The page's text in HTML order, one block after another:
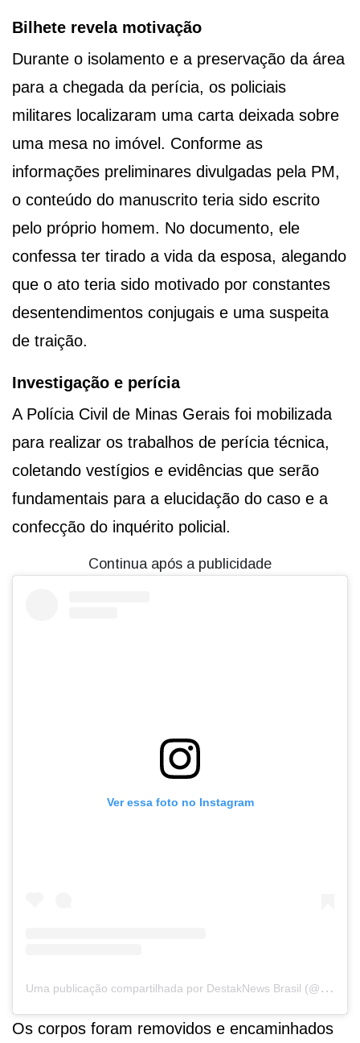
Bilhete revela motivação
Durante o isolamento e a preservação da área
para a chegada da perícia, os policiais
militares localizaram uma carta deixada sobre
uma mesa no imóvel. Conforme as
informações preliminares divulgadas pela PM,
o conteúdo do manuscrito teria sido escrito
pelo próprio homem. No documento, ele
confessa ter tirado a vida da esposa, alegando
que o ato teria sido motivado por constantes
desentendimentos conjugais e uma suspeita
de traição.
Investigação e perícia
A Polícia Civil de Minas Gerais foi mobilizada
para realizar os trabalhos de perícia técnica,
coletando vestígios e evidências que serão
fundamentais para a elucidação do caso e a
confecção do inquérito policial.
Continua após a publicidade
Ver essa foto no Instagram
U
ma publicação compartilhada por DestakNews Brasil (@destaknewsbrasiloficial)
Os corpos foram removidos e encaminhados